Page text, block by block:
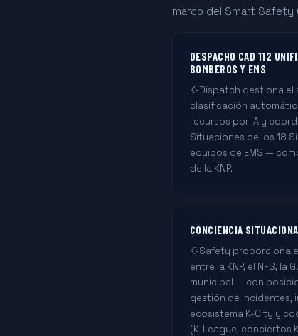
marco del Smart Safety
DESPACHO CAD 112
BOMBEROS Y EMS
K-Dispatch gestiona el
clasificación
recursos por IA y
Situaciones de los 18
equipos de EMS —
de la KNP.
CONCIENCIA
K-Safety proporciona
entre la KNP, el NFS,
municipal — con
gestión de incidentes,
ecosistema K-City y
(K-League, conciertos